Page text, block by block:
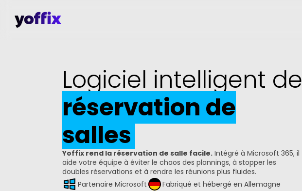
Logiciel intelligent de
réservation de
salles
Yoffix rend la réservation de salle facile. Intégré à Microsoft 365, il
aide votre équipe à éviter le chaos des plannings, à stopper les
doubles réservations et à rendre les réunions plus fluides.
Partenaire Microsoft
Fabriqué et hébergé en Allemagne